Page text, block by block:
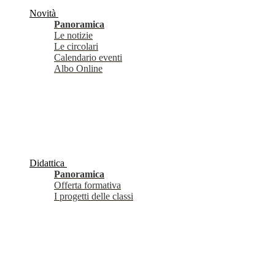
Novità
Panoramica
Le notizie
Le circolari
Calendario eventi
Albo Online
Didattica
Panoramica
Offerta formativa
I progetti delle classi